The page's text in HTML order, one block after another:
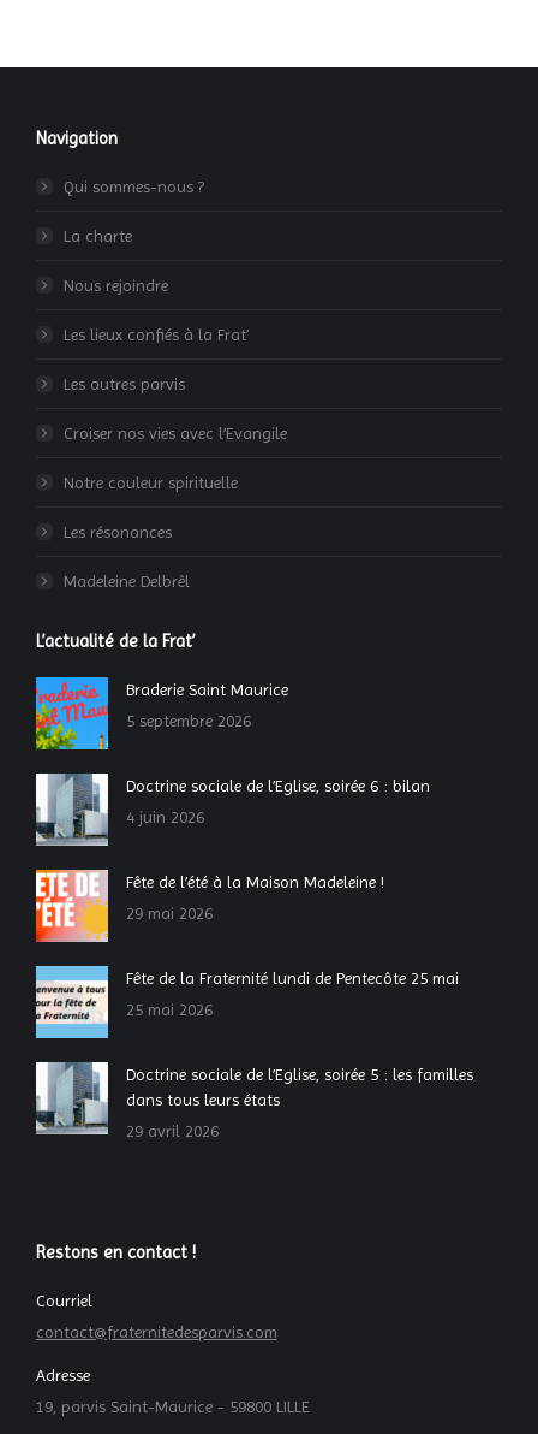
Navigation
Qui sommes-nous ?
La charte
Nous rejoindre
Les lieux confiés à la Frat’
Les autres parvis
Croiser nos vies avec l’Evangile
Notre couleur spirituelle
Les résonances
Madeleine Delbrêl
L’actualité de la Frat’
Braderie Saint Maurice
5 septembre 2026
Doctrine sociale de l’Eglise, soirée 6 : bilan
4 juin 2026
Fête de l’été à la Maison Madeleine !
29 mai 2026
Fête de la Fraternité lundi de Pentecôte 25 mai
25 mai 2026
Doctrine sociale de l’Eglise, soirée 5 : les familles
dans tous leurs états
29 avril 2026
Restons en contact !
Courriel
contact@fraternitedesparvis.com
Adresse
19, parvis Saint-Maurice - 59800 LILLE